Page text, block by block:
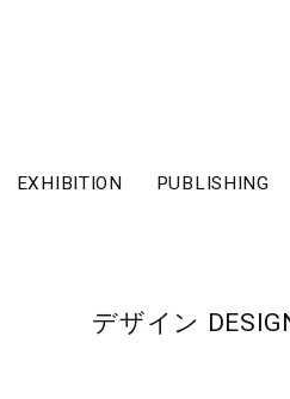
EXHIBITION PUBLISHING
デザイン